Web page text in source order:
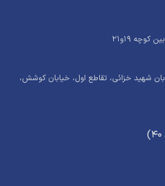
۱۹و۲۱
شهید خزائی، تقاطع اول، خیابان کوشش،